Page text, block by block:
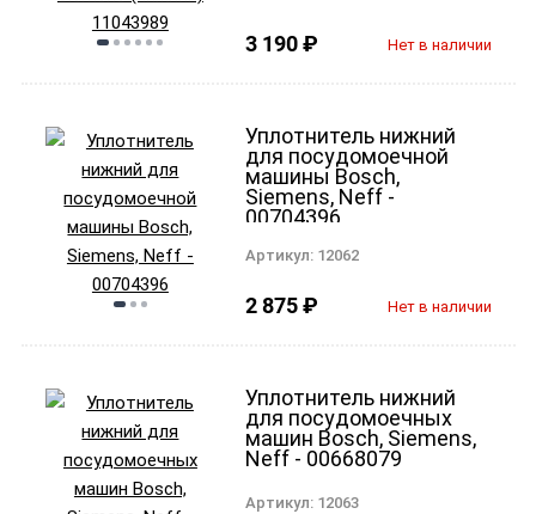
3 190₽ Нет в наличии
Уплотнитель нижний
для посудомоечной
машины Bosch,
Siemens, Neff -
00704396
Артикул: 12062
2 875₽ Нет в наличии
Уплотнитель нижний
для посудомоечных
машин Bosch, Siemens,
Neff - 00668079
Артикул: 12063